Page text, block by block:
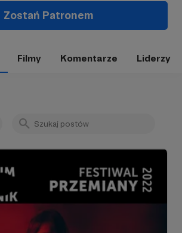
Zostań Patronem
Filmy Komentarze Liderzy